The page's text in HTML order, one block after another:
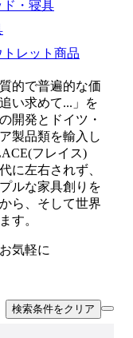
ド・寝具
トレット商品
的で普遍的な価
い求めて...」を
開発とドイツ・
製品類を輸入し
フレイス)
に左右されず、
ルな家具創りを
ら、そして世界
す。
気軽に
検索条件をクリア